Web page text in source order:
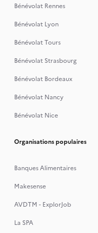
Bénévolat Rennes
Bénévolat Lyon
Bénévolat Tours
Bénévolat Strasbourg
Bénévolat Bordeaux
Bénévolat Nancy
Bénévolat Nice
Organisations populaires
Banques Alimentaires
Makesense
AVDTM - ExplorJob
La SPA